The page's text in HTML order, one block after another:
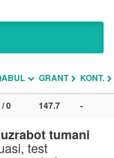
GRANT KONT.
/ 0 147.7 -
tumani
test